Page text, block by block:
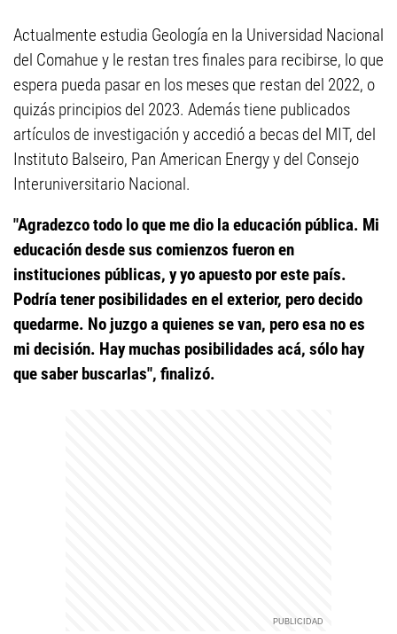
Actualmente estudia Geología en la Universidad Nacional
del Comahue y le restan tres finales para recibirse, lo que
espera pueda pasar en los meses que restan del 2022, o
quizás principios del 2023. Además tiene publicados
artículos de investigación y accedió a becas del MIT, del
Instituto Balseiro, Pan American Energy y del Consejo
Interuniversitario Nacional.
"Agradezco todo lo que me dio la educación pública. Mi
educación desde sus comienzos fueron en
instituciones públicas, y yo apuesto por este país.
Podría tener posibilidades en el exterior, pero decido
quedarme. No juzgo a quienes se van, pero esa no es
mi decisión. Hay muchas posibilidades acá, sólo hay
que saber buscarlas", finalizó.